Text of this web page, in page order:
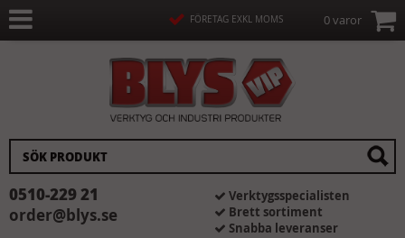
0 varor
FÖRETAG EXKL MOMS
0510-229 21
order@blys.se
Verktygsspecialisten
Brett sortiment
Snabba leveranser